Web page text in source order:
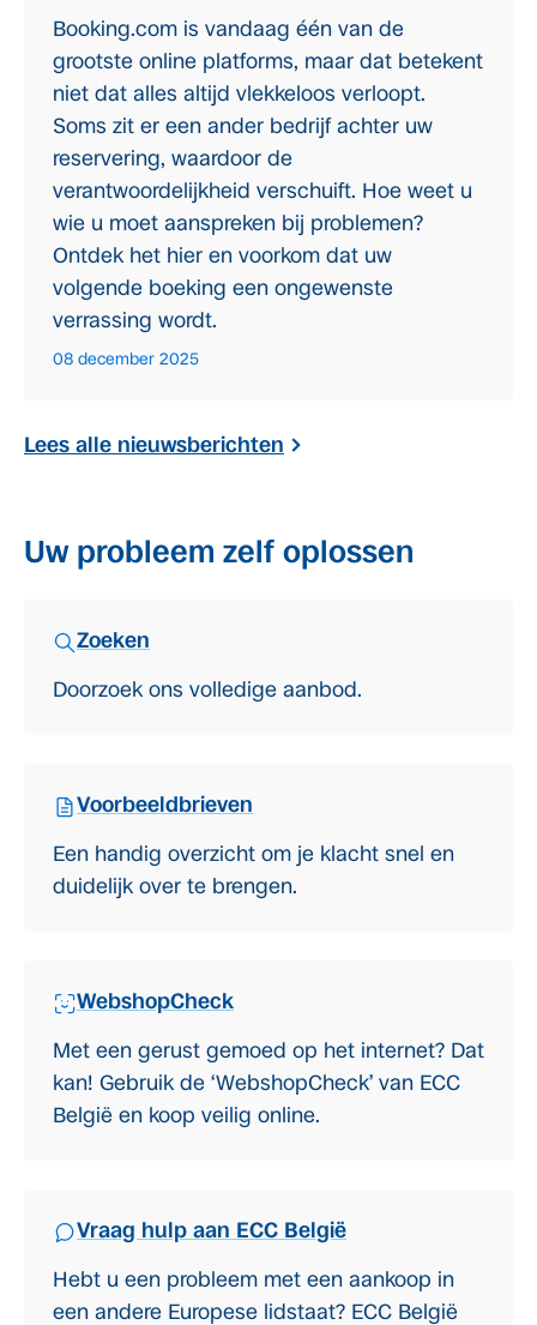
Booking.com is vandaag één van de
grootste online platforms, maar dat betekent
niet dat alles altijd vlekkeloos verloopt.
Soms zit er een ander bedrijf achter uw
reservering, waardoor de
verantwoordelijkheid verschuift. Hoe weet u
wie u moet aanspreken bij problemen?
Ontdek het hier en voorkom dat uw
volgende boeking een ongewenste
verrassing wordt.
08 december 2025
Lees alle nieuwsberichten
Uw probleem zelf oplossen
Zoeken
Doorzoek ons volledige aanbod.
Voorbeeldbrieven
Een handig overzicht om je klacht snel en
duidelijk over te brengen.
WebshopCheck
Met een gerust gemoed op het internet? Dat
kan! Gebruik de ‘WebshopCheck’ van ECC
België en koop veilig online.
Vraag hulp aan ECC België
Hebt u een probleem met een aankoop in
een andere Europese lidstaat? ECC België